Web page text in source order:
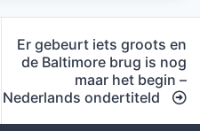
Er gebeurt iets groots en
de Baltimore brug is nog
maar het begin –
Nederlands ondertiteld